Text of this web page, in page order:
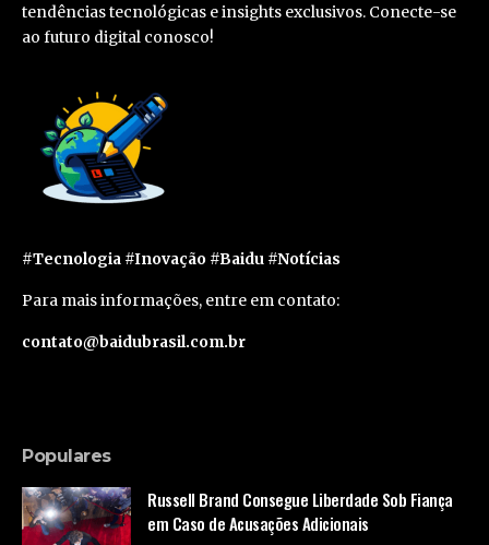
tendências tecnológicas e insights exclusivos. Conecte-se
ao futuro digital conosco!
#Tecnologia #Inovação #Baidu #Notícias
Para mais informações, entre em contato:
contato@baidubrasil.com.br
Populares
Russell Brand Consegue Liberdade Sob Fiança
em Caso de Acusações Adicionais